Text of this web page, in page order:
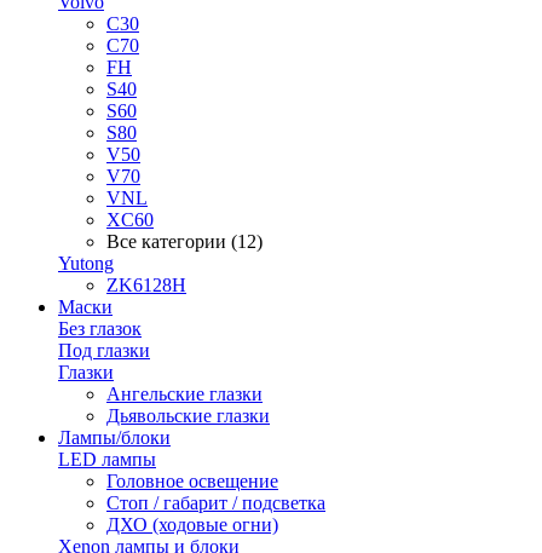
C30
C70
FH
S40
S60
S80
V50
V70
VNL
XC60
Все категории (12)
Yutong
ZK6128H
Маски
Без глазок
Под глазки
Глазки
Ангельские глазки
Дьявольские глазки
Лампы/блоки
LED лампы
Головное освещение
Стоп / габарит / подсветка
ДХО (ходовые огни)
Xenon лампы и блоки